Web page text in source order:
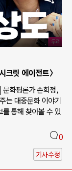
크릿 에이전트〉
화평론가 손희정,
는 대중문화 이야기
통해 찾아볼 수 있
0
기사수정